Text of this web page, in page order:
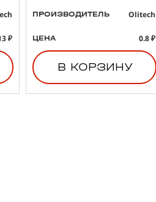
₽
ПРОИЗВОДИТЕЛЬ Olitech
ЦЕНА 0.8 ₽
В КОРЗИНУ